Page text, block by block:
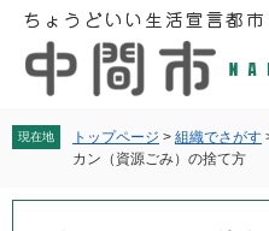
現在地 トップページ > 組織でさがす
カン（資源ごみ）の捨て方